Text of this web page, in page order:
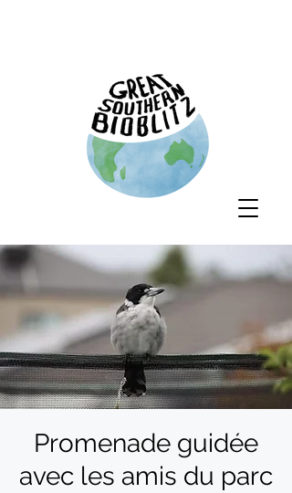
Promenade guidée
avec les amis du parc